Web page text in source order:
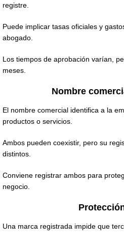
registre.
Puede implicar tasas oficiales y
abogado.
Los tiempos de aprobación varían,
meses.
Nombre
El nombre comercial identifica a la
productos o servicios.
Ambos pueden coexistir, pero su
distintos.
Conviene registrar ambos para
negocio.
Una marca registrada impide que